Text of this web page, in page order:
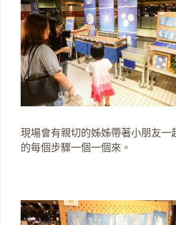
現場會有親切的姊姊帶著小朋友一
的每個步驟一個一個來。